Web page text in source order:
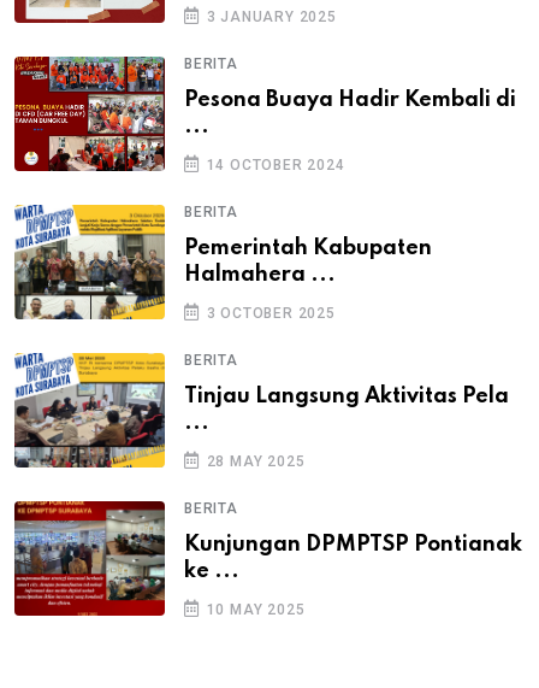
3 JANUARY 2025
BERITA
Pesona Buaya Hadir Kembali di
...
14 OCTOBER 2024
BERITA
Pemerintah Kabupaten
Halmahera ...
3 OCTOBER 2025
BERITA
Tinjau Langsung Aktivitas Pela
...
28 MAY 2025
BERITA
Kunjungan DPMPTSP Pontianak
ke ...
10 MAY 2025